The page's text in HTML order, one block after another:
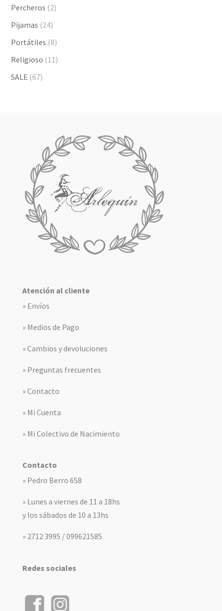
Percheros (2)
Pijamas (24)
Portátiles (8)
Religioso (11)
SALE (67)
Atención al cliente
» Envíos
» Medios de Pago
» Cambios y devoluciones
» Preguntas frecuentes
» Contacto
» Mi Cuenta
» Mi Colectivo de Nacimiento
Contacto
» Pedro Berro 658
» Lunes a viernes de 11 a 18hs
y los sábados de 10 a 13hs
» 2712 3995 / 099621585
Redes sociales